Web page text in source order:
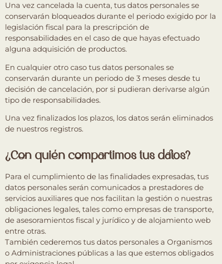
Una vez cancelada la cuenta, tus datos personales se
conservarán bloqueados durante el periodo exigido por la
legislación fiscal para la prescripción de
responsabilidades en el caso de que hayas efectuado
alguna adquisición de productos.
En cualquier otro caso tus datos personales se
conservarán durante un periodo de 3 meses desde tu
decisión de cancelación, por si pudieran derivarse algún
tipo de responsabilidades.
Una vez finalizados los plazos, los datos serán eliminados
de nuestros registros.
¿Con quién compartimos tus datos?
Para el cumplimiento de las finalidades expresadas, tus
datos personales serán comunicados a prestadores de
servicios auxiliares que nos facilitan la gestión o nuestras
obligaciones legales, tales como empresas de transporte,
de asesoramientos fiscal y jurídico y de alojamiento web
entre otras.
También cederemos tus datos personales a Organismos
o Administraciones públicas a las que estemos obligados